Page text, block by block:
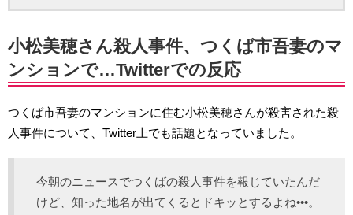
小松美穂さん殺人事件、つくば市吾妻のマ
ンションで…Twitterでの反応
つくば市吾妻のマンションに住む小松美穂さんが殺害された殺
人事件について、Twitter上でも話題となっていました。
今朝のニュースでつくばの殺人事件を報じていたんだ
けど、知った地名が出てくるとドキッとするよね•••。